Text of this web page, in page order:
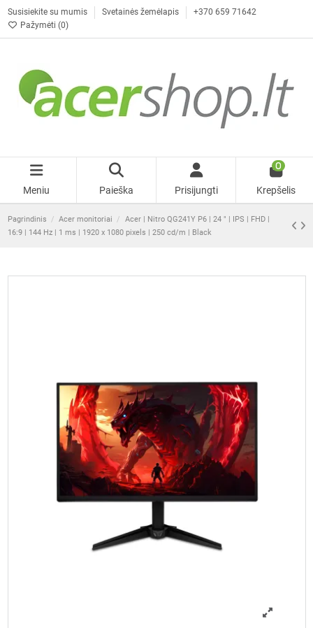
Susisiekite su mumis Svetainės žemėlapis
+370 659 71642
Pažymėti (0)
Meniu Paieška Prisijungti
0
Krepšelis
Pagrindinis Acer monitoriai
Acer | Nitro QG241Y P6 | 24 " | IPS | FHD |
16:9 | 144 Hz | 1 ms | 1920 x 1080 pixels | 250 cd/m | Black